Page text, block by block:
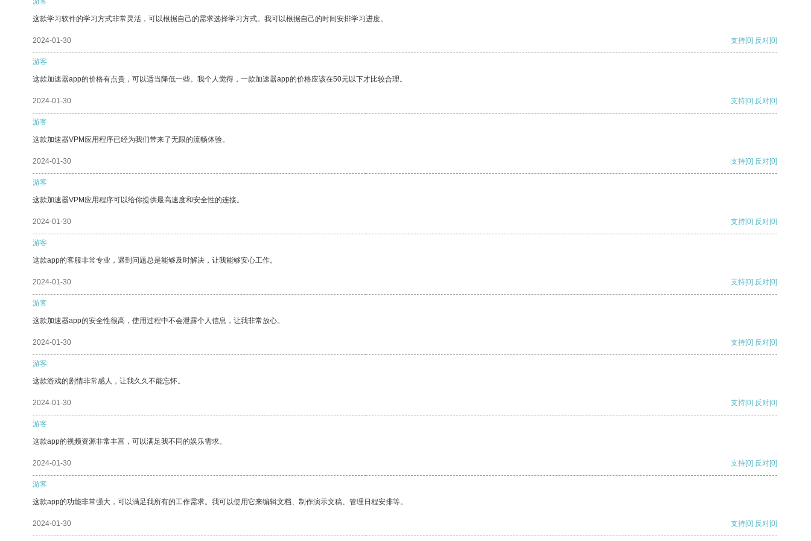
这款学习软件的学习方式非常灵活，可以根据自己的需求选择学习方式。我可以根据自己的时间安排学习进度。
2024-01-30 支持[0] 反对[0]
游客
这款加速器app的价格有点贵，可以适当降低一些。我个人觉得，一款加速器app的价格应该在50元以下才比较合理。
2024-01-30 支持[0] 反对[0]
游客
这款加速器VPM应用程序已经为我们带来了无限的流畅体验。
2024-01-30 支持[0] 反对[0]
游客
这款加速器VPM应用程序可以给你提供最高速度和安全性的连接。
2024-01-30 支持[0] 反对[0]
游客
这款app的客服非常专业，遇到问题总是能够及时解决，让我能够安心工作。
2024-01-30 支持[0] 反对[0]
游客
这款加速器app的安全性很高，使用过程中不会泄露个人信息，让我非常放心。
2024-01-30 支持[0] 反对[0]
游客
这款游戏的剧情非常感人，让我久久不能忘怀。
2024-01-30 支持[0] 反对[0]
游客
这款app的视频资源非常丰富，可以满足我不同的娱乐需求。
2024-01-30 支持[0] 反对[0]
游客
这款app的功能非常强大，可以满足我所有的工作需求。我可以使用它来编辑文档、制作演示文稿、管理日程安排等。
2024-01-30 支持[0] 反对[0]